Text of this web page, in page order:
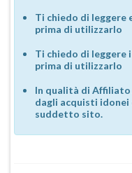
Ti chiedo di leggere
prima di utilizzarlo
Ti chiedo di leggere i
prima di utilizzarlo
In qualità di Affiliato
dagli acquisti idonei
suddetto sito.